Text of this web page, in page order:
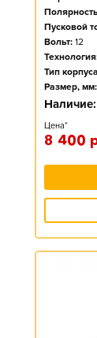
Пусковой
Вольт: 12
Тип
Размер, мм:
Наличие:
Цена*
8 400